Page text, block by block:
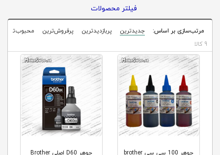
فیلتر محصولات
مرتب‌سازی بر اساس: جدیدترین پربازدیدترین پرفروش‌ترین
محبوب‌ترین
9 کالا
جوهر 100 سی سی brother
جوهر D60 اصلی Brother